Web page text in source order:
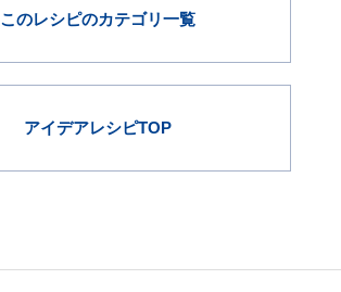
このレシピのカテゴリ一覧
アイデアレシピTOP